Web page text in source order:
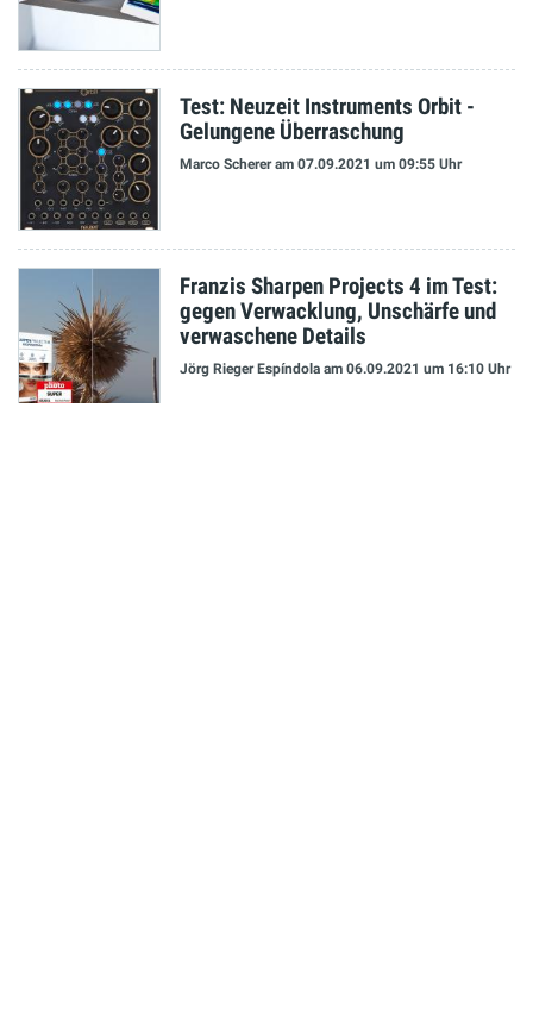
Test: Neuzeit Instruments Orbit -
Gelungene Überraschung
Marco Schereram 07.09.2021 um 09:55 Uhr
Franzis Sharpen Projects 4 im Test:
gegen Verwacklung, Unschärfe und
verwaschene Details
Jörg Rieger Espíndola am 06.09.2021 um 16:10 Uhr